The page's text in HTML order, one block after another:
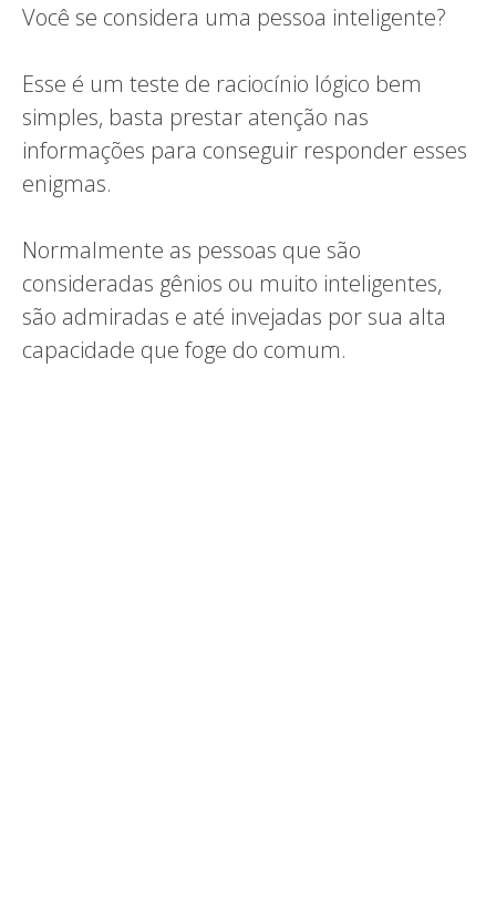
Você se considera uma pessoa inteligente?
Esse é um teste de raciocínio lógico bem
simples, basta prestar atenção nas
informações para conseguir responder esses
enigmas.
Normalmente as pessoas que são
consideradas gênios ou muito inteligentes,
são admiradas e até invejadas por sua alta
capacidade que foge do comum.